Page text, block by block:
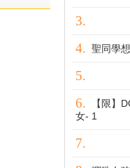
聖同學
【限】
女- 1